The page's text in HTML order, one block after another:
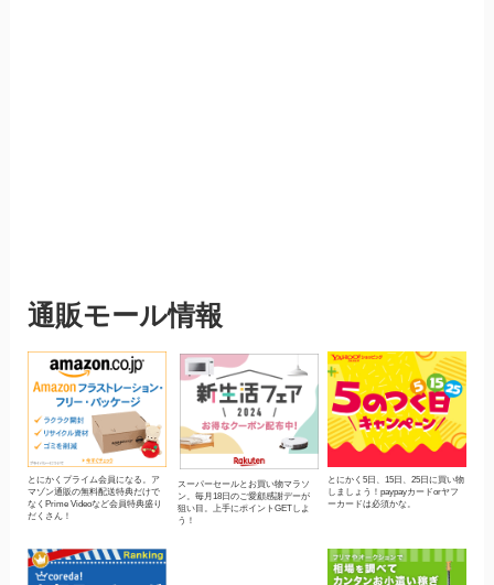
通販モール情報
とにかくプライム会員になる。ア
マゾン通販の無料配送特典だけで
なくPrime Videoなど会員特典盛り
だくさん！
スーパーセールとお買い物マラソ
ン。毎月18日のご愛顧感謝デーが
狙い目。上手にポイントGETしよ
う！
とにかく5日、15日、25日に買い物
しましょう！paypayカードorヤフ
ーカードは必須かな。